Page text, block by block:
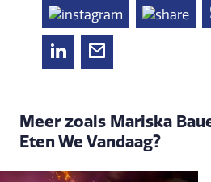
Meer zoals Mariska
Eten We Vandaag?